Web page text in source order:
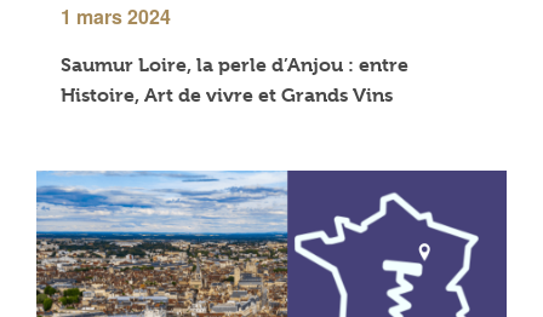
1 mars 2024
Saumur Loire, la perle d’Anjou : entre
Histoire, Art de vivre et Grands Vins